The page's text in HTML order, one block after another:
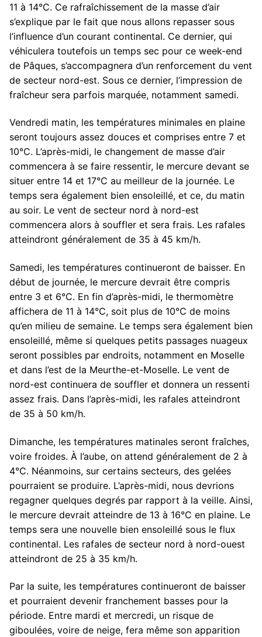
11 à 14°C. Ce rafraîchissement de la masse d’air
s’explique par le fait que nous allons repasser sous
l’influence d’un courant continental. Ce dernier, qui
véhiculera toutefois un temps sec pour ce week-end
de Pâques, s’accompagnera d’un renforcement du vent
de secteur nord-est. Sous ce dernier, l’impression de
fraîcheur sera parfois marquée, notamment samedi.
Vendredi matin, les températures minimales en plaine
seront toujours assez douces et comprises entre 7 et
10°C. L’après-midi, le changement de masse d’air
commencera à se faire ressentir, le mercure devant se
situer entre 14 et 17°C au meilleur de la journée. Le
temps sera également bien ensoleillé, et ce, du matin
au soir. Le vent de secteur nord à nord-est
commencera alors à souffler et sera frais. Les rafales
atteindront généralement de 35 à 45 km/h.
Samedi, les températures continueront de baisser. En
début de journée, le mercure devrait être compris
entre 3 et 6°C. En fin d’après-midi, le thermomètre
affichera de 11 à 14°C, soit plus de 10°C de moins
qu’en milieu de semaine. Le temps sera également bien
ensoleillé, même si quelques petits passages nuageux
seront possibles par endroits, notamment en Moselle
et dans l’est de la Meurthe-et-Moselle. Le vent de
nord-est continuera de souffler et donnera un ressenti
assez frais. Dans l’après-midi, les rafales atteindront
de 35 à 50 km/h.
Dimanche, les températures matinales seront fraîches,
voire froides. À l’aube, on attend généralement de 2 à
4°C. Néanmoins, sur certains secteurs, des gelées
pourraient se produire. L’après-midi, nous devrions
regagner quelques degrés par rapport à la veille. Ainsi,
le mercure devrait atteindre de 13 à 16°C en plaine. Le
temps sera une nouvelle bien ensoleillé sous le flux
continental. Les rafales de secteur nord à nord-ouest
atteindront de 25 à 35 km/h.
Par la suite, les températures continueront de baisser
et pourraient devenir franchement basses pour la
période. Entre mardi et mercredi, un risque de
giboulées, voire de neige, fera même son apparition